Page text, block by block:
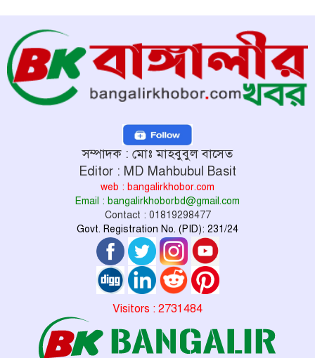
সম্পাদক : মোঃ মাহবুবুল বাসেত
Editor : MD Mahbubul Basit
web : bangalirkhobor.com
Email : bangalirkhoborbd@gmail.com
Contact : 01819298477
Govt. Registration No. (PID): 231/24
Visitors : 2731484